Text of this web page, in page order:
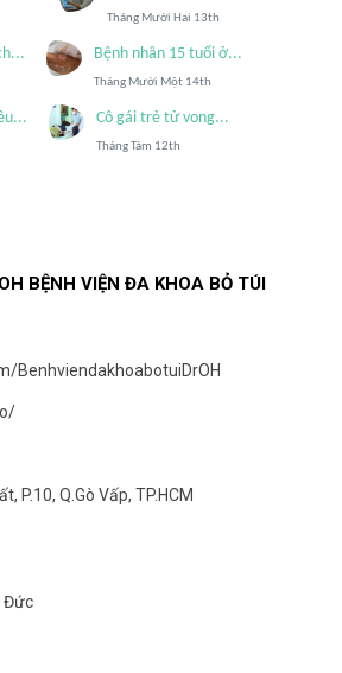
Tháng Mười Hai 13th
Bệnh nhân 15 tuổi ở...
Tháng Mười Một 14th
Cô gái trẻ tử vong...
Tháng Tám 12th
BỆNH VIỆN ĐA KHOA BỎ TÚI
BenhviendakhoabotuiDrOH
P.10, Q.Gò Vấp, TP.HCM
Đức